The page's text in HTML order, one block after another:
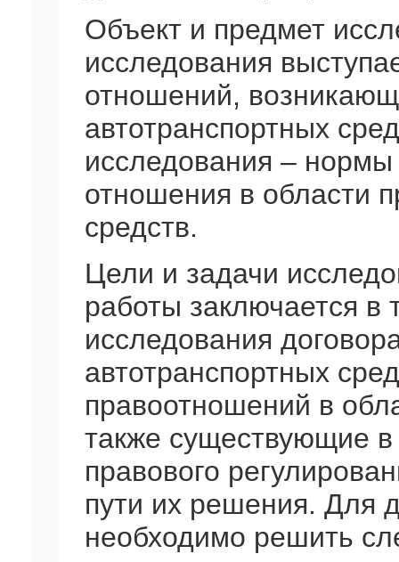
Объект и предмет
исследования
отношений,
автотранспортных
исследования –
отношения в области
средств.
Цели и задачи
работы заключается в
исследования
автотранспортных
правоотношений в
также существующие
правового
пути их решения. Для
необходимо решить